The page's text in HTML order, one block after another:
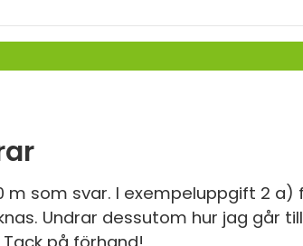
som svar. I exempeluppgift 2 a)
Undrar dessutom hur jag går